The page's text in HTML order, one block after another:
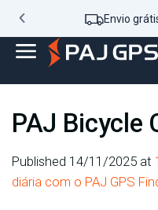
Envio
PAJ Bicycle
Published 14/11/2025 at
diária com o PAJ GPS